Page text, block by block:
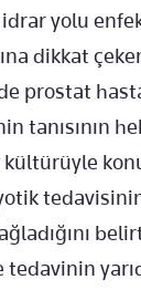
idrar yolu
dikkat
prostat
tanısının
tedavisinin